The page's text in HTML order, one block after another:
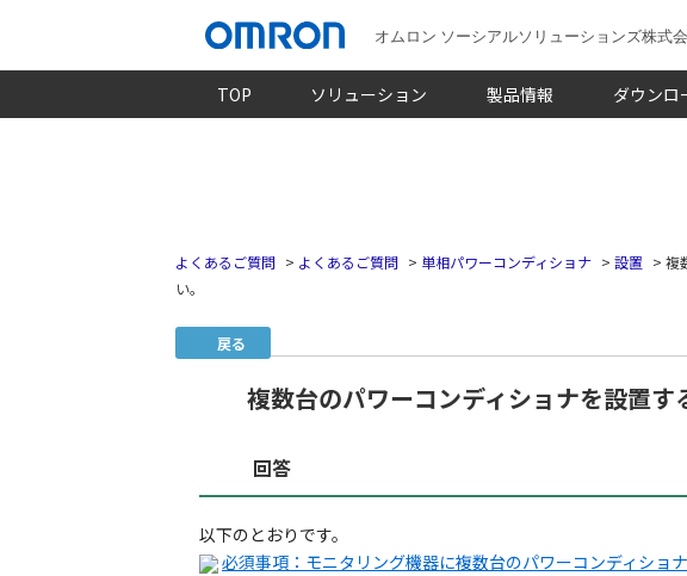
オムロン ソーシアルソリューションズ株式
TOP ソリューション 製品情報 ダウンロ
よくあるご質問 > よくあるご質問 > 単相パワーコンディショナ > 設置 > 複
い。
戻る
複数台のパワーコンディショナを設置す
回答
以下のとおりです。
必須事項：モニタリング機器に複数台のパワーコンディショ